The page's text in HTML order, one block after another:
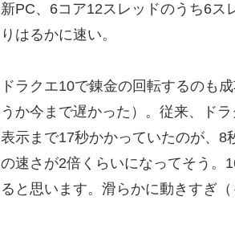
新PC、6コア12スレッドのうち6ス
りはるかに速い。
ドラクエ10で錬金の回転するのも
うか今まで遅かった）。従来、ド
表示まで17秒かかっていたのが、8
の速さが2倍くらいになってそう。
ると思います。滑らかに動きすぎ（